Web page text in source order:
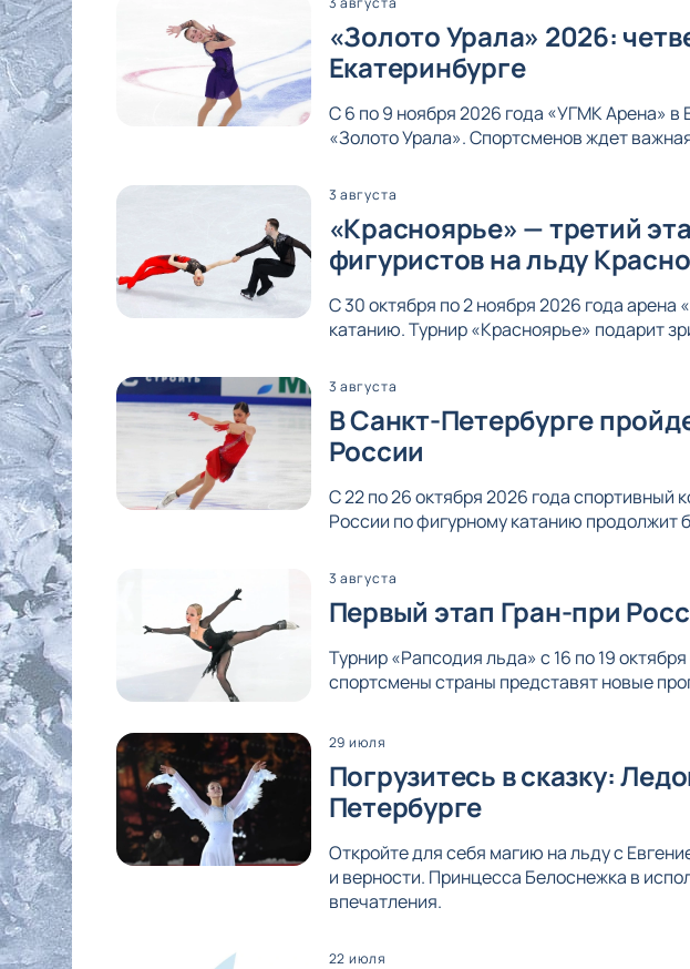
«Золото Урала» 2026:
Екатеринбурге
С 6 по 9 ноября 2026 года «УГМК Арена» в
«Золото Урала». Спортсменов ждет
3 августа
«Красноярье» — третий
фигуристов на льду
С 30 октября по 2 ноября 2026 года
катанию. Турнир «Красноярье» подарит
3 августа
В Санкт-Петербурге
России
С 22 по 26 октября 2026 года спортивный
России по фигурному катанию продолжит
3 августа
Первый этап Гран-при
Турнир «Рапсодия льда» с 16 по 19
спортсмены страны представят новые
29 июля
Погрузитесь в сказку:
Петербурге
Откройте для себя магию на льду с
и верности. Принцесса Белоснежка в
впечатления.
22 июля